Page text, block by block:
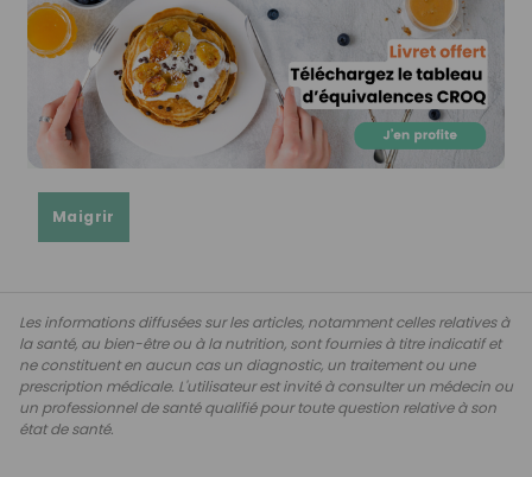
Maigrir
Les informations diffusées sur les articles, notamment celles relatives à
la santé, au bien-être ou à la nutrition, sont fournies à titre indicatif et
ne constituent en aucun cas un diagnostic, un traitement ou une
prescription médicale. L'utilisateur est invité à consulter un médecin ou
un professionnel de santé qualifié pour toute question relative à son
état de santé.